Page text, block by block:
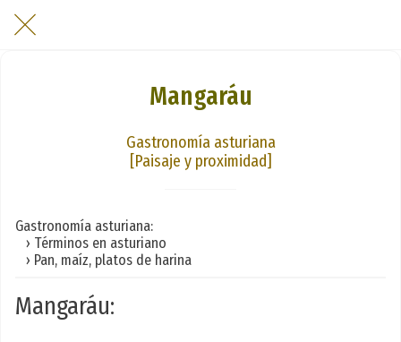
Mangaráu
Gastronomía asturiana
[Paisaje y proximidad]
Gastronomía asturiana:
› Términos en asturiano
› Pan, maíz, platos de harina
Mangaráu: